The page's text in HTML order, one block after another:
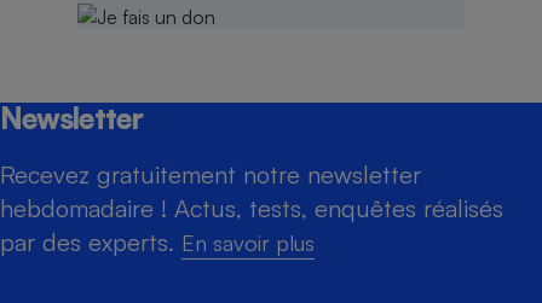
Newsletter
Recevez gratuitement notre newsletter
hebdomadaire ! Actus, tests, enquêtes réalisés
par des experts. En savoir plus